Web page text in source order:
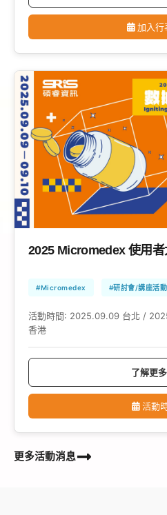
加入行
2025 Micromedex 使用者
#Micromedex #研討會/講座活動
活動時間: 2025.09.09 台北 /
香港
了解更多
活動
更多活動消息